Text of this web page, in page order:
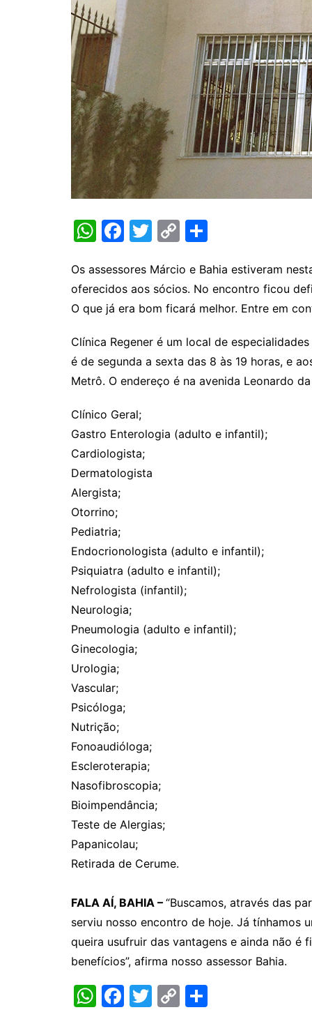
W
at
s
A
p
p
F
c
e
b
o
o
k
T
itt
er
C
p
y
Li
n
k
ar
e
Os assessores Márcio e Bahia estiveram
oferecidos aos sócios. No encontro ficou
O que já era bom ficará melhor. Entre em
Clínica Regener é um local de
é de segunda a sexta das 8 às 19 horas, e
Metrô. O endereço é na avenida Leonardo
Clínico Geral;
Gastro Enterologia (adulto e infantil);
Cardiologista;
Dermatologista
Alergista;
Otorrino;
Pediatria;
Endocrionologista (adulto e infantil);
Psiquiatra (adulto e infantil);
Nefrologista (infantil);
Neurologia;
Pneumologia (adulto e infantil);
Ginecologia;
Urologia;
Vascular;
Psicóloga;
Nutrição;
Fonoaudióloga;
Escleroterapia;
Nasofibroscopia;
Bioimpendância;
Teste de Alergias;
Papanicolau;
Retirada de Cerume.
FALA AÍ, BAHIA – “Buscamos, através das
serviu nosso encontro de hoje. Já tínhamos
queira usufruir das vantagens e ainda não é
benefícios”, afirma nosso assessor Bahia.
W F
T
C